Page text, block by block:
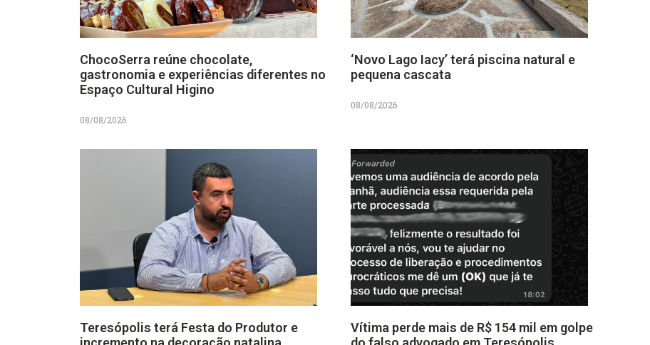
ChocoSerra reúne chocolate,
gastronomia e experiências diferentes no
Espaço Cultural Higino
08/08/2026
‘Novo Lago Iacy’ terá piscina natural e
pequena cascata
08/08/2026
Teresópolis terá Festa do Produtor e
Vítima perde mais de R$ 154 mil em golpe